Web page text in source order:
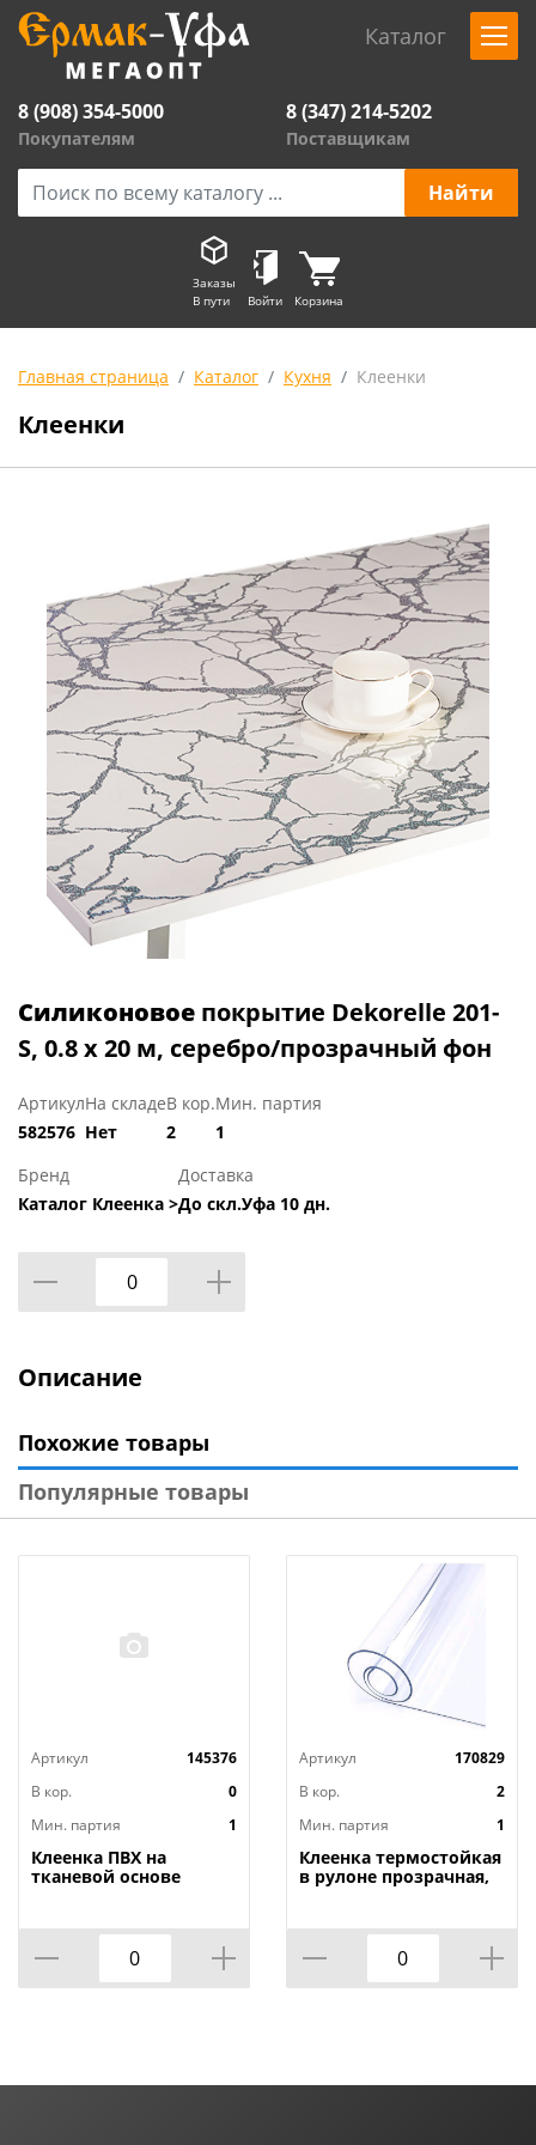
Каталог
8 (908) 354-5000
Покупателям
8 (347) 214-5202
Поставщикам
Заказы
В пути
Войти Корзина
Главная страница Каталог Кухня Клеенки
Клеенки
Силиконовое покрытие Dekorelle 201-
S, 0.8 x 20 м, серебро/прозрачный фон
Артикул
582576
На складе
Нет
В кор.
2
Мин. партия
1
Бренд
Каталог Клеенка >
Доставка
До скл.Уфа 10 дн.
Описание
Похожие товары
Популярные товары
Артикул
145376
В кор.
0
Мин. партия
1
Клеенка ПВХ на
тканевой основе
потертости, грязные
края
Артикул
170829
В кор.
2
Мин. партия
1
Клеенка термостойкая
в рулоне прозрачная,
HOZBAT